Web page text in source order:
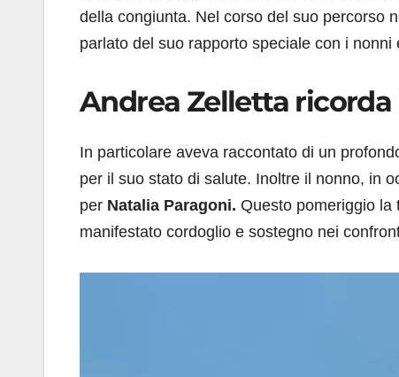
della congiunta. Nel corso del suo percorso
parlato del suo rapporto speciale con i
Andrea Zelletta ricorda
In particolare aveva raccontato di un
per il suo stato di salute. Inoltre il nonno, in
per Natalia Paragoni. Questo pomeriggio la
manifestato cordoglio e sostegno nei